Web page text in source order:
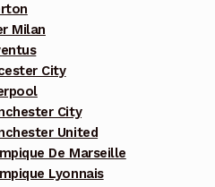
Milan
City
City
United
De Marseille
Lyonnais